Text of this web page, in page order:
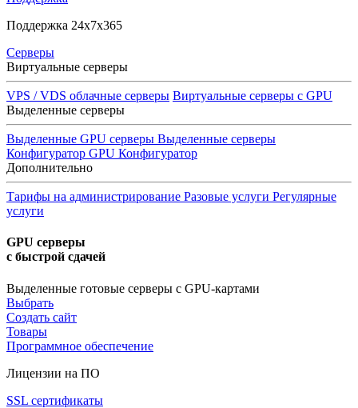
Поддержка 24x7x365
Серверы
Виртуальные серверы
VPS / VDS облачные серверы Виртуальные серверы с GPU
Выделенные серверы
Выделенные GPU серверы Выделенные серверы
Конфигуратор GPU Конфигуратор
Дополнительно
Тарифы на администрирование Разовые услуги Регулярные
услуги
GPU серверы
с быстрой сдачей
Выделенные готовые серверы с GPU-картами
Выбрать
Создать сайт
Товары
Программное обеспечение
Лицензии на ПО
SSL сертификаты